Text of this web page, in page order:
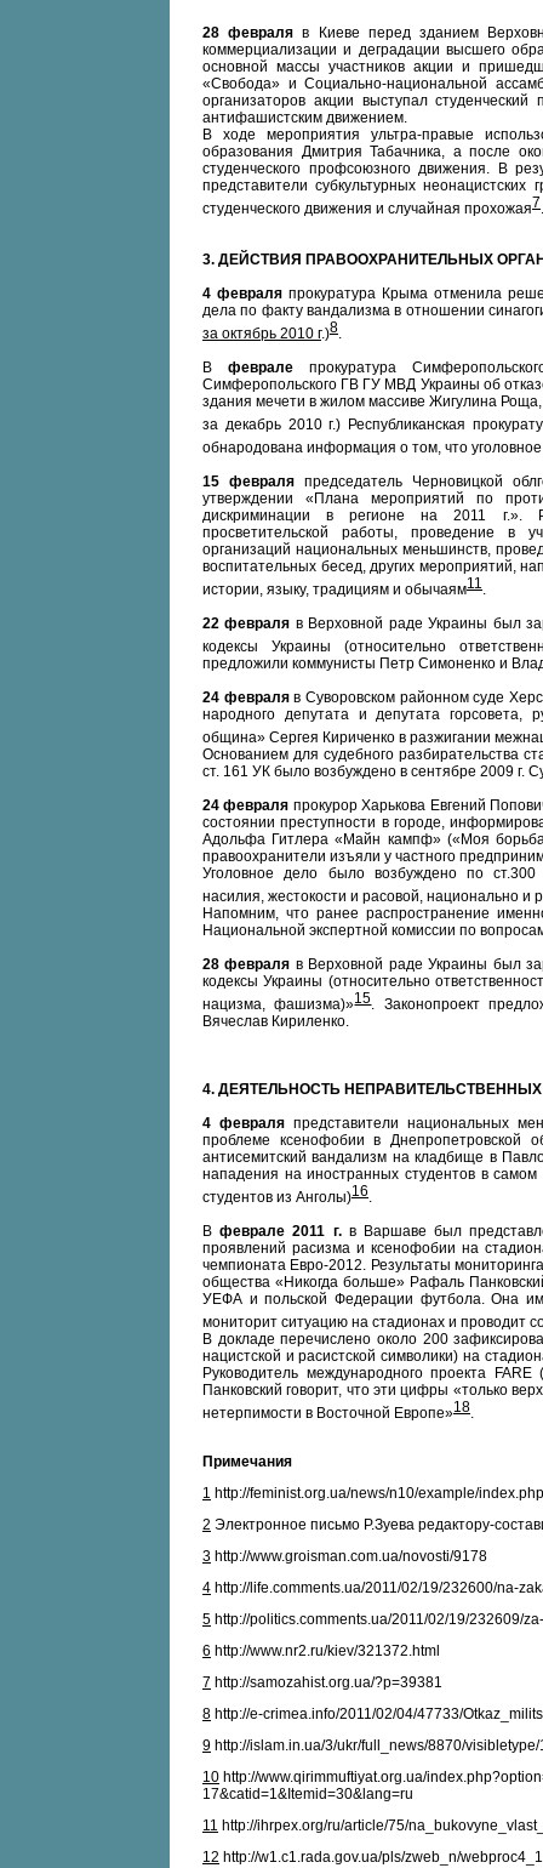
28 февраля в Киеве перед зданием
коммерциализации и деградации высшего
основной массы участников акции и
«Свобода» и Социально-национальной
организаторов акции выступал
антифашистским движением.
В ходе мероприятия ультра-правые
образования Дмитрия Табачника, а после
студенческого профсоюзного движения. В
представители субкультурных
студенческого движения и случайная прохожая7.
3. ДЕЙСТВИЯ ПРАВООХРАНИТЕЛЬНЫХ
4 февраля прокуратура Крыма отменила
дела по факту вандализма в отношении
за октябрь 2010 г.)8.
В феврале прокуратура
Симферопольского ГВ ГУ МВД Украины об
здания мечети в жилом массиве Жигулина
за декабрь 2010 г.) Республиканская
обнародована информация о том, что
15 февраляпредседатель Черновицкой
утверждении «Плана мероприятий по
дискриминации в регионе на 2011 г.».
просветительской работы, проведение в
организаций национальных меньшинств,
воспитательных бесед, других мероприятий,
истории, языку, традициям и обычаям11.
22 февраля в Верховной раде Украины был
кодексы Украины (относительно
предложили коммунисты Петр Симоненко и
24 февраляв Суворовском районном суде
народного депутата и депутата горсовета,
община» Сергея Кириченко в разжигании
Основанием для судебного разбирательства
ст. 161 УК было возбуждено в сентябре 2009 г.
24 февраля прокурор Харькова Евгений
состоянии преступности в городе,
Адольфа Гитлера «Майн кампф» («Моя
правоохранители изъяли у частного
Уголовное дело было возбуждено по ст.300
насилия, жестокости и расовой, национально и
Напомним, что ранее распространение
Национальной экспертной комиссии по
28 февраля в Верховной раде Украины был
кодексы Украины (относительно
нацизма, фашизма)»15. Законопроект
Вячеслав Кириленко.
4. ДЕЯТЕЛЬНОСТЬ
4 февраля представители национальных
проблеме ксенофобии в Днепропетровской
антисемитский вандализм на кладбище в
нападения на иностранных студентов в
студентов из Анголы)16.
Вфеврале 2011 г. в Варшаве был
проявлений расизма и ксенофобии на
чемпионата Евро-2012. Результаты
общества «Никогда больше» Рафаль
УЕФА и польской Федерации футбола. Она
мониторит ситуацию на стадионах и проводит
В докладе перечислено около 200
нацистской и расистской символики) на
Руководитель международного проекта
Панковский говорит, что эти цифры «только
нетерпимости в Восточной Европе»18.
Примечания
1 http://feminist.org.ua/news/n10/example/
2 Электронное письмо Р.Зуева редактору-
3 http://www.groisman.com.ua/novosti/9178
4 http://life.comments.ua/2011/02/19/232600/na-
5 http://politics.comments.ua/2011/02/19/232609/
6 http://www.nr2.ru/kiev/321372.html
7 http://samozahist.org.ua/?p=39381
8 http://e-crimea.info/2011/02/04/47733/
9 http://islam.in.ua/3/ukr/full_news/8870/
10 http://www.qirimmuftiyat.org.ua/
17&catid=1&Itemid=30&lang=ru
11 http://ihrpex.org/ru/article/75/
12 http://w1.c1.rada.gov.ua/pls/zweb_n/